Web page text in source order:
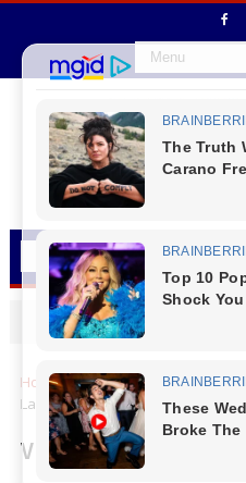
MENSAGEM DIA DOS PAIS
Home Campo Real
VEM AI -
Laranjeiras do Sul
VEM AI - 4ª Festa à